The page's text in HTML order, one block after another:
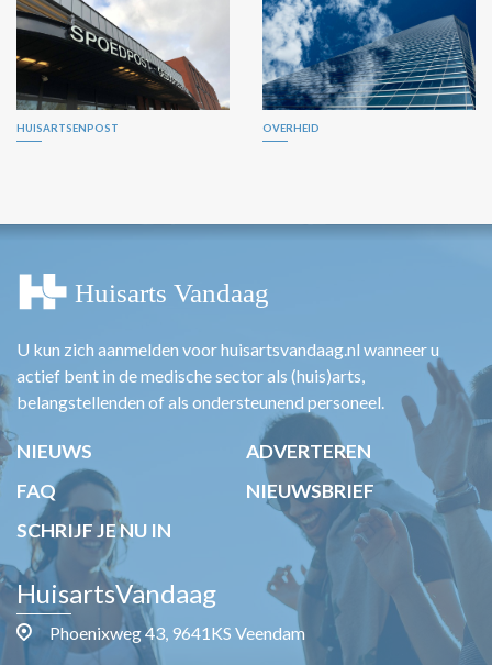
HUISARTSENPOST OVERHEID
U kun zich aanmelden voor huisartsvandaag.nl wanneer u
actief bent in de medische sector als (huis)arts,
belangstellenden of als ondersteunend personeel.
NIEUWS
ADVERTEREN
FAQ
NIEUWSBRIEF
SCHRIJF JE NU IN
HuisartsVandaag
Phoenixweg 43, 9641KS Veendam